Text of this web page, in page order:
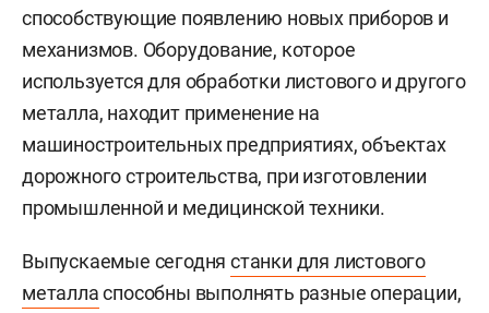
способствующие появлению новых приборов и
механизмов. Оборудование, которое
используется для обработки листового и другого
металла, находит применение на
машиностроительных предприятиях, объектах
дорожного строительства, при изготовлении
промышленной и медицинской техники.
Выпускаемые сегоднястанки для листового
металласпособны выполнять разные операции,